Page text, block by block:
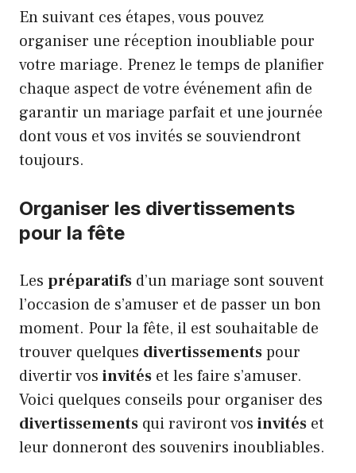
En suivant ces étapes, vous pouvez
organiser une réception inoubliable pour
votre mariage. Prenez le temps de planifier
chaque aspect de votre événement afin de
garantir un mariage parfait et une journée
dont vous et vos invités se souviendront
toujours.
Organiser les divertissements
pour la fête
Les préparatifs d’un mariage sont souvent
l’occasion de s’amuser et de passer un bon
moment. Pour la fête, il est souhaitable de
trouver quelques divertissementspour
divertir vos invités et les faire s’amuser.
Voici quelques conseils pour organiser des
divertissements qui raviront vos invités et
leur donneront des souvenirs inoubliables.